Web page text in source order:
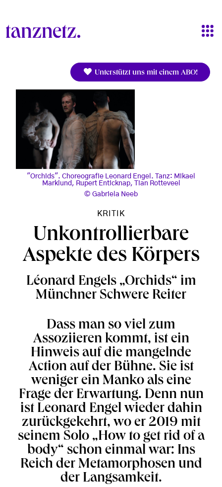
Unterstützt uns mit einem ABO!
"Orchids". Choreografie Leonard Engel. Tanz: Mikael
Marklund, Rupert Enticknap, Tian Rotteveel
Gabriela Neeb
KRITIK
Unkontrollierbare
Aspekte des Körpers
Léonard Engels „Orchids“ im
Münchner Schwere Reiter
Dass man so viel zum
Assoziieren kommt, ist ein
Hinweis auf die mangelnde
Action auf der Bühne. Sie ist
weniger ein Manko als eine
Frage der Erwartung. Denn nun
ist Leonard Engel wieder dahin
zurückgekehrt, wo er 2019 mit
seinem Solo „How to get rid of a
body“ schon einmal war: Ins
Reich der Metamorphosen und
der Langsamkeit.